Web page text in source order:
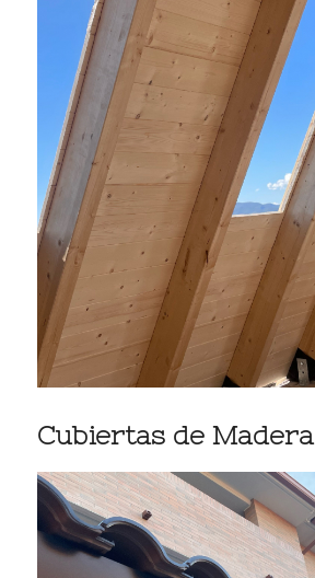
Cubiertas de Madera